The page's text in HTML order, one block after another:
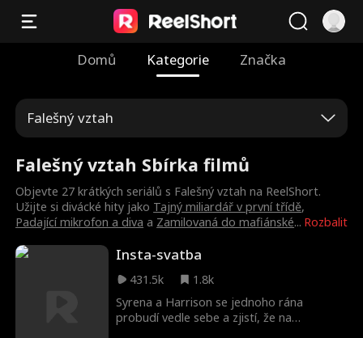
Domů Kategorie Značka
Falešný vztah
Falešný vztah Sbírka filmů
Rozbalit
Objevte 27 krátkých seriálů s Falešný vztah na ReelShort.
Užijte si divácké hity jako Tajný miliardář v první třídě,
Padající mikrofon a diva a Zamilovaná do mafiánské...
Insta-svatba
431.5k
1.8k
Syrena a Harrison se jednoho rána
probudí vedle sebe a zjistí, že na